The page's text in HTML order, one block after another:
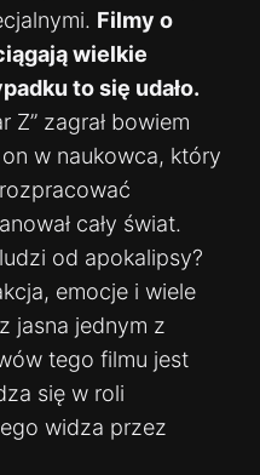
Filmy o
wielkie
to się udało.
Z” zagrał bowiem
on w naukowca, który
cały świat.
od apokalipsy?
emocje i wiele
jasna jednym z
tego filmu jest
się w roli
widza przez